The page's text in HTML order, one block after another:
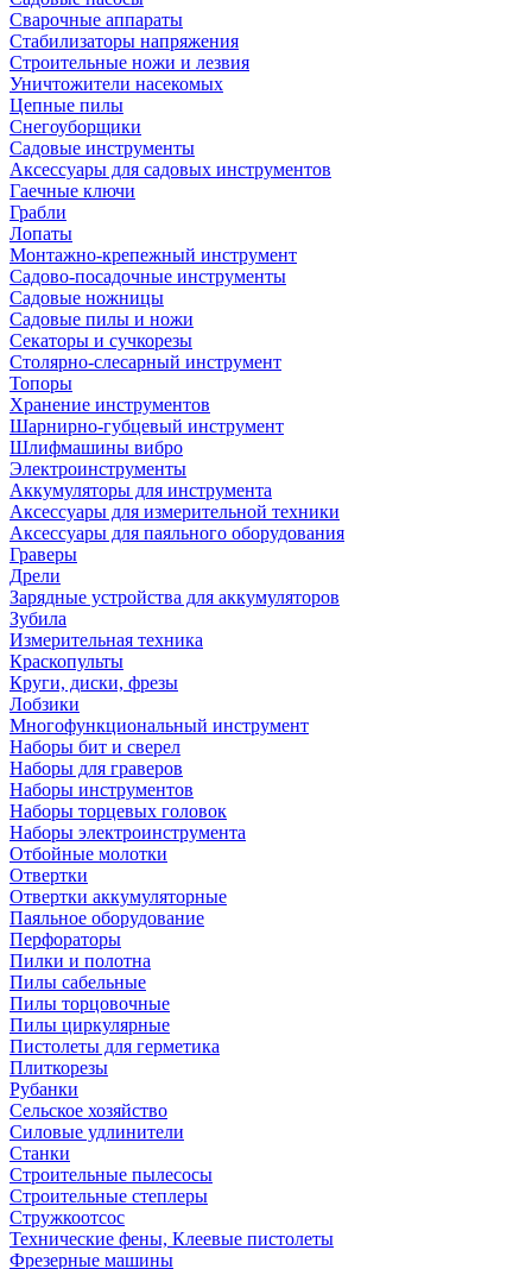
Сварочные аппараты
Стабилизаторы напряжения
Строительные ножи и лезвия
Уничтожители насекомых
Цепные пилы
Снегоуборщики
Садовые инструменты
Аксессуары для садовых инструментов
Гаечные ключи
Грабли
Лопаты
Монтажно-крепежный инструмент
Садово-посадочные инструменты
Садовые ножницы
Садовые пилы и ножи
Секаторы и сучкорезы
Столярно-слесарный инструмент
Топоры
Хранение инструментов
Шарнирно-губцевый инструмент
Шлифмашины вибро
Электроинструменты
Аккумуляторы для инструмента
Аксессуары для измерительной техники
Аксессуары для паяльного оборудования
Граверы
Дрели
Зарядные устройства для аккумуляторов
Зубила
Измерительная техника
Краскопульты
Круги, диски, фрезы
Лобзики
Многофункциональный инструмент
Наборы бит и сверел
Наборы для граверов
Наборы инструментов
Наборы торцевых головок
Наборы электроинструмента
Отбойные молотки
Отвертки
Отвертки аккумуляторные
Паяльное оборудование
Перфораторы
Пилки и полотна
Пилы сабельные
Пилы торцовочные
Пилы циркулярные
Пистолеты для герметика
Плиткорезы
Рубанки
Сельское хозяйство
Силовые удлинители
Станки
Строительные пылесосы
Строительные степлеры
Стружкоотсос
Технические фены, Клеевые пистолеты
Фрезерные машины